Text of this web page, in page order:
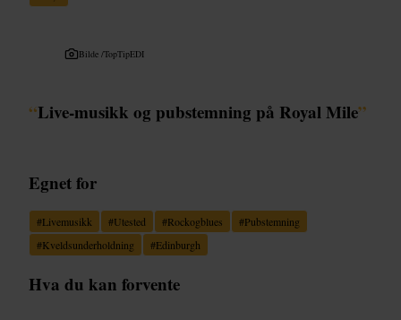
Bilde /TopTipEDI
“Live-musikk og pubstemning på Royal Mile”
Egnet for
#Livemusikk #Utested #Rockogblues #Pubstemning
#Kveldsunderholdning #Edinburgh
Hva du kan forvente